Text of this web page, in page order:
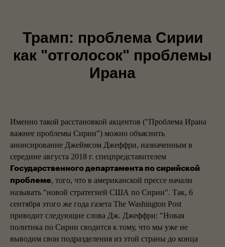
Трамп: проблема Сирии
как "отголосок" проблемы
Ирана
Именно такой расстановкой акцентов ("Проблема Ирана
важнее проблемы Сирии") можно объяснить
анонсирование Джеймсом Джеффри, назначенным в
середине августа 2018 г. спецпредставителем
Государственного департамента по сирийской
проблеме, того, что в американской прессе начали
называть "новой стратегией США по Сирии". Так, 6
сентября этого же года газета The Washington Post
приводит следующие слова Дж. Джеффри: "Новая
политика по Сирии сводится к тому, что мы уже не
выводим свои подразделения из этой страны до конца